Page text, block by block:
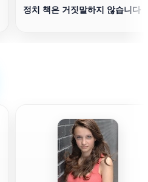
정치 책은 거짓말하지 않습니다